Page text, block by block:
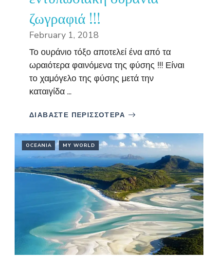
ζωγραφιά !!!
February 1, 2018
Το ουράνιο τόξο αποτελεί ένα από τα
ωραιότερα φαινόμενα της φύσης !!! Είναι
το χαμόγελο της φύσης μετά την
καταιγίδα ...
ΔΙΑΒΑΣΤΕ ΠΕΡΙΣΣΟΤΕΡΑ
OCEANIA MY WORLD